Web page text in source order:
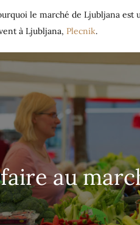
le marché de Ljubljana
à Ljubljana, Plecnik.
au